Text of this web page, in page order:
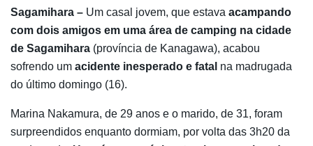
Sagamihara – Um casal jovem, que estava acampando
com dois amigos em uma área de camping na cidade
de Sagamihara (província de Kanagawa), acabou
sofrendo um acidente inesperado e fatal na madrugada
do último domingo (16).
Marina Nakamura, de 29 anos e o marido, de 31, foram
surpreendidos enquanto dormiam, por volta das 3h20 da